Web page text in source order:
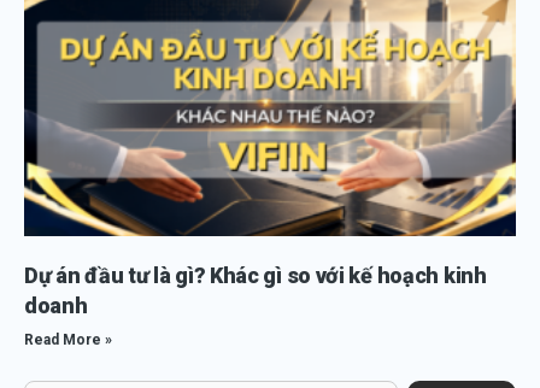
Dự án đầu tư là gì? Khác gì so với kế hoạch kinh
doanh
Read More »